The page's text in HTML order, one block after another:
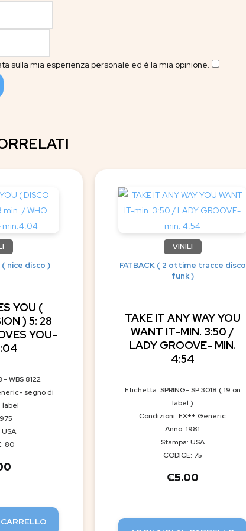
sulla mia esperienza personale ed è la mia opinione.
( nice disco )
YOU (
) 5: 28
YOU-
WBS 8122
segno di
label
80
VINILI
FATBACK ( 2 ottime tracce disco
funk )
TAKE IT ANY WAY YOU
WANT IT-MIN. 3:50 /
LADY GROOVE- MIN.
4:54
Etichetta: SPRING- SP 3018 ( 19 on
label )
Condizioni: EX++ Generic
Anno: 1981
Stampa: USA
CODICE: 75
€5.00